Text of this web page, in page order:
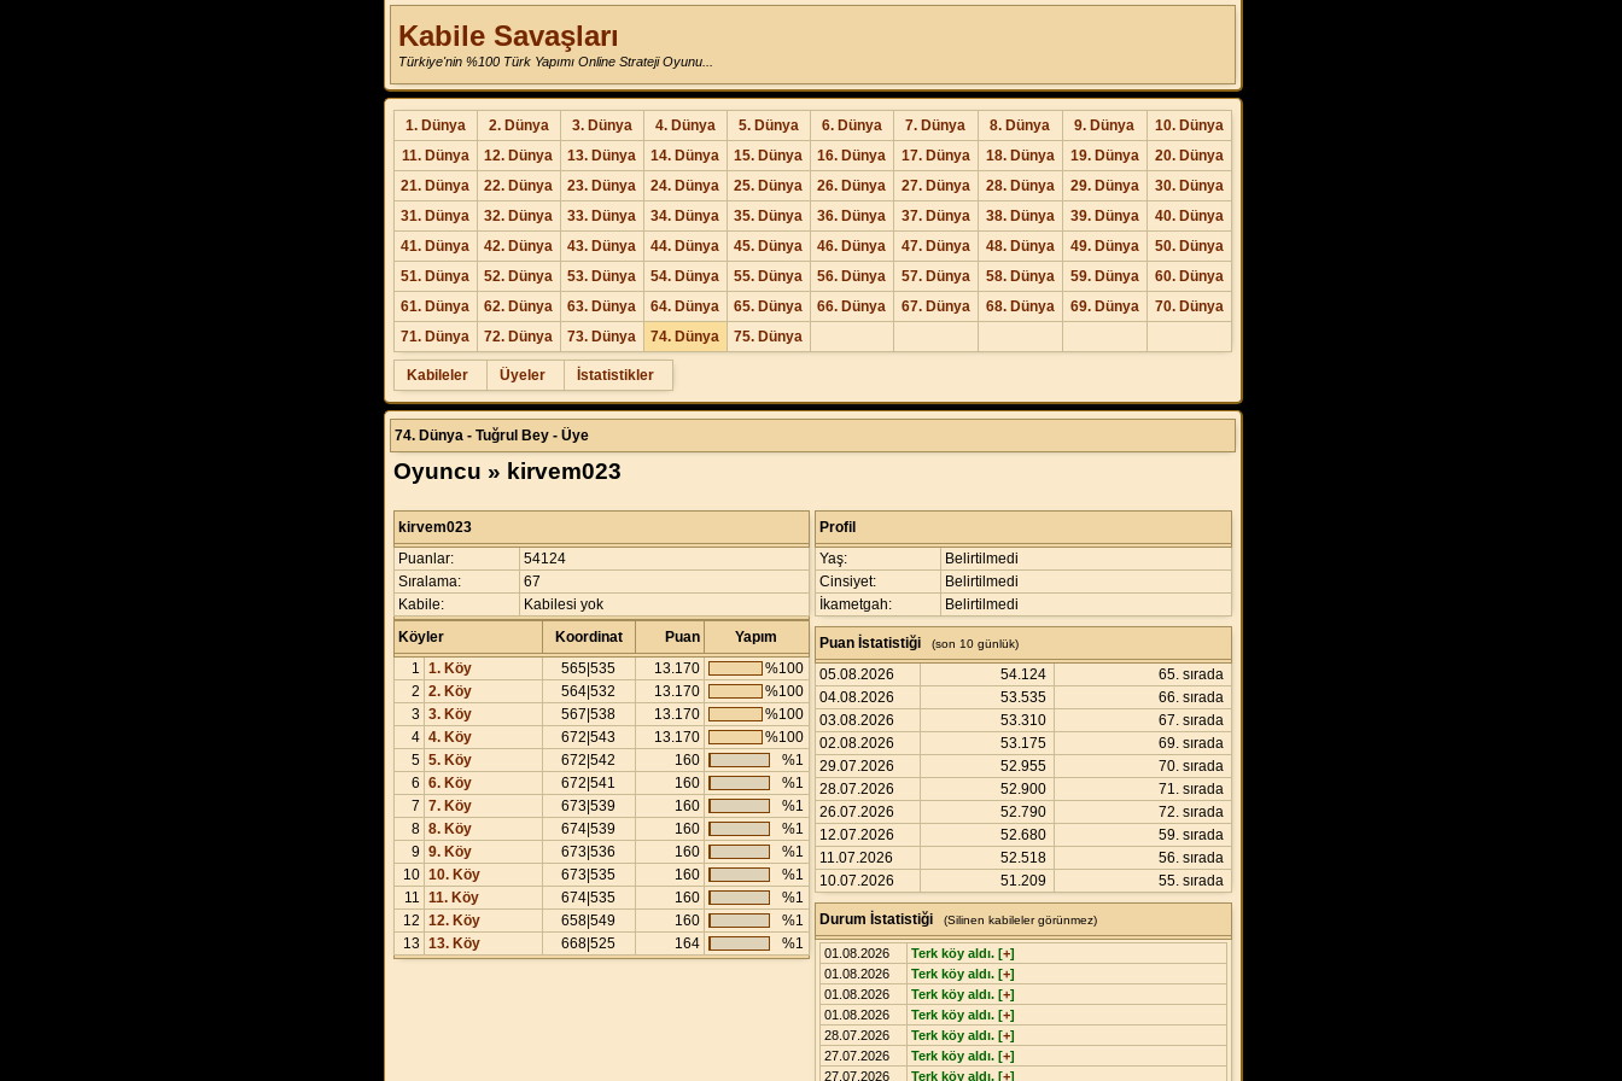
Kabile Savaşları
Türkiye'nin %100 Türk Yapımı Online Strateji Oyunu...
1. Dünya 2. Dünya 3. Dünya 4. Dünya 5. Dünya 6. Dünya 7. Dünya 8. Dünya 9. Dünya
10. Dünya
11. Dünya
12. Dünya 13. Dünya 14. Dünya 15. Dünya 16. Dünya 17. Dünya 18. Dünya 19. Dünya
20. Dünya
21. Dünya
22. Dünya 23. Dünya 24. Dünya 25. Dünya 26. Dünya 27. Dünya 28. Dünya 29. Dünya
30. Dünya
31. Dünya
32. Dünya 33. Dünya 34. Dünya 35. Dünya 36. Dünya 37. Dünya 38. Dünya 39. Dünya
40. Dünya
41. Dünya
42. Dünya 43. Dünya 44. Dünya 45. Dünya 46. Dünya 47. Dünya 48. Dünya 49. Dünya
50. Dünya
51. Dünya
52. Dünya 53. Dünya 54. Dünya 55. Dünya 56. Dünya 57. Dünya 58. Dünya 59. Dünya
60. Dünya
61. Dünya
62. Dünya 63. Dünya 64. Dünya 65. Dünya 66. Dünya 67. Dünya 68. Dünya 69. Dünya
70. Dünya
71. Dünya
72. Dünya 73. Dünya 74. Dünya 75. Dünya
Kabileler Üyeler İstatistikler
74. Dünya - Tuğrul Bey - Üye
Oyuncu » kirvem023
kirvem023
Puanlar:
54124
Sıralama:
67
Kabile:
Kabilesi yok
Köyler
Koordinat Puan
Yapım
1 1. Köy 565|535 13.170
%100
2 2. Köy 564|532 13.170
%100
3 3. Köy 567|538 13.170
%100
4 4. Köy 672|543 13.170
%100
5 5. Köy 672|542 160
%1
6 6. Köy 672|541 160
%1
7 7. Köy 673|539 160
%1
8 8. Köy 674|539 160
%1
9 9. Köy 673|536 160
%1
10 10. Köy 673|535 160
%1
11 11. Köy 674|535 160
%1
12 12. Köy 658|549 160
%1
13 13. Köy 668|525 164 %1
Profil
Yaş:
Belirtilmedi
Cinsiyet:
Belirtilmedi
İkametgah:
Belirtilmedi
Puan İstatistiği (son 10 günlük)
05.08.2026 54.124
65. sırada
04.08.2026
53.535
66. sırada
03.08.2026
53.310
67. sırada
02.08.2026
53.175
69. sırada
29.07.2026
52.955
70. sırada
28.07.2026
52.900
71. sırada
26.07.2026
52.790
72. sırada
12.07.2026
52.680
59. sırada
11.07.2026
52.518
56. sırada
10.07.2026
51.209 55. sırada
Durum İstatistiği (Silinen kabileler görünmez)
01.08.2026 Terk köy aldı. [+]
01.08.2026
Terk köy aldı. [+]
01.08.2026
Terk köy aldı. [+]
01.08.2026
Terk köy aldı. [+]
28.07.2026
Terk köy aldı. [+]
27.07.2026
Terk köy aldı. [+]
27.07.2026
Terk köy aldı. [+]